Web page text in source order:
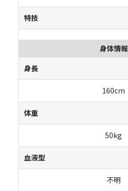
特技
身体情報
身長
160cm
体重
50kg
血液型
不明